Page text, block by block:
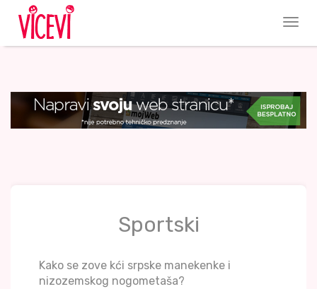
Sportski
Kako se zove kći srpske manekenke i
nizozemskog nogometaša?